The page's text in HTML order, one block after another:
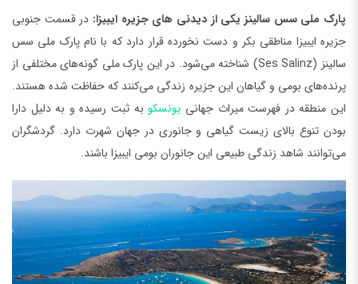
پارک ملی سس سالینز یکی از دیدنی ‌های جزیره ایبیزا: در قسمت جنوبی
جزیره ایبیزا مناطقی بکر و دست نخورده قرار دارد که با نام پارک ملی سس
سالینز (Ses Salinz) شناخته می‌شود. در این پارک ملی گونه‌های مختلفی از
پرنده‌های بومی و گیاهان این جزیره زندگی می‌کنند که حفاظت شده هستند.
این منطقه در فهرست میراث جهانی یونسکوبه ثبت رسیده و به دلیل دارا
بودن تنوع بالای زیست گیاهی و جانوری در جهان شهرت دارد. گردشگران
می‌توانند شاهد زندگی طبیعی این جانوران بومی ایبیزا باشند.